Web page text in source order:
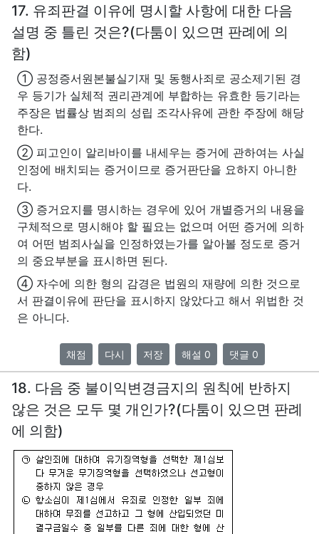
17. 유죄판결 이유에 명시할 사항에 대한 다음
설명 중 틀린 것은?(다툼이 있으면 판례에 의
함)
① 공정증서원본불실기재 및 동행사죄로 공소제기된 경
우 등기가 실체적 권리관계에 부합하는 유효한 등기라는
주장은 법률상 범죄의 성립 조각사유에 관한 주장에 해당
한다.
② 피고인이 알리바이를 내세우는 증거에 관하여는 사실
인정에 배치되는 증거이므로 증거판단을 요하지 아니한
다.
③ 증거요지를 명시하는 경우에 있어 개별증거의 내용을
구체적으로 명시해야 할 필요는 없으며 어떤 증거에 의하
여 어떤 범죄사실을 인정하였는가를 알아볼 정도로 증거
의 중요부분을 표시하면 된다.
④ 자수에 의한 형의 감경은 법원의 재량에 의한 것으로
서 판결이유에 판단을 표시하지 않았다고 해서 위법한 것
은 아니다.
채점 다시 저장 해설 0 댓글 0
18. 다음 중 불이익변경금지의 원칙에 반하지
않은 것은 모두 몇 개인가?(다툼이 있으면 판례
에 의함)